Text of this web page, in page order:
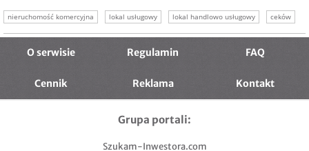
nieruchomość komercyjna lokal usługowy lokal handlowo usługowy
ceków
handlowy
O serwisie Regulamin FAQ
Cennik Reklama Kontakt
Grupa portali:
Szukam-Inwestora.com